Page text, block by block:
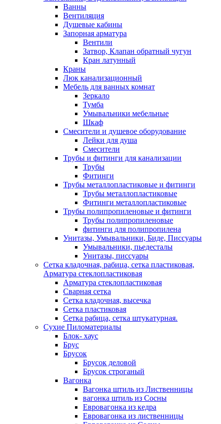
Ванны
Вентиляция
Душевые кабины
Запорная арматура
Вентили
Затвор, Клапан обратный чугун
Кран латунный
Краны
Люк канализационный
Мебель для ванных комнат
Зеркало
Тумба
Умывальники мебельные
Шкаф
Смесители и душевое оборудование
Лейки для душа
Смесители
Трубы и фитинги для канализации
Трубы
Фитинги
Трубы металлопластиковые и фитинги
Трубы металлопластиковые
Фитинги металлопластиковые
Трубы полипропиленовые и фитинги
Трубы полипропиленовые
фитинги для полипропилена
Унитазы, Умывальники, Биде, Писсуары
Умывальники, пьедесталы
Унитазы, писсуары
Сетка кладочная, рабица, сетка пластиковая,
Арматура стеклопластиковая
Арматура стеклопластиковая
Сварная сетка
Сетка кладочная, высечка
Сетка пластиковая
Сетка рабица, сетка штукатурная.
Сухие Пиломатериалы
Блок- хаус
Брус
Брусок
Брусок деловой
Брусок строганый
Вагонка
Вагонка штиль из Лиственницы
вагонка штиль из Сосны
Евровагонка из кедра
Евровагонка из лиственницы